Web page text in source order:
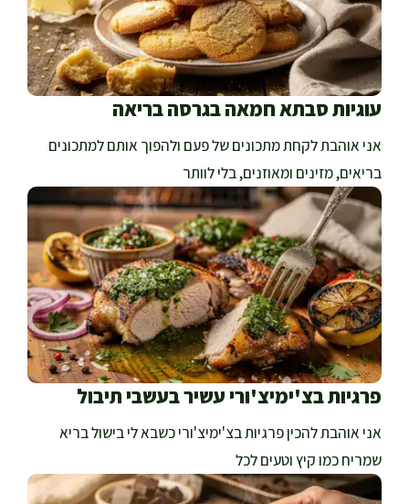
עוגיות סבתא חמאה בגרסה בריאה
אני אוהבת לקחת מתכונים של פעם ולהפוך אותם למתכונים
בריאים, מזינים ומאוזנים, בלי לוותר
פרגיות בצ'ימיצ'ורי עשיר בעשבי תיבול
אני אוהבת להכין פרגיות בצ'ימיצ'ורי כשבא לי בישול בריא
שמריח כמו קיץ וטעים לכל